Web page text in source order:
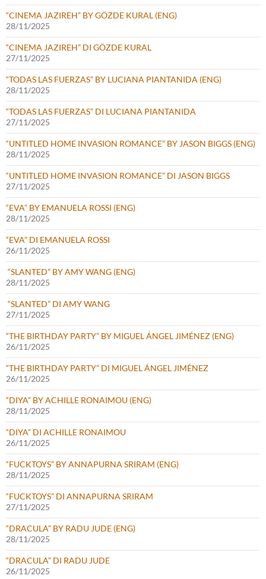
“CINEMA JAZIREH” BY GÖZDE KURAL (ENG)
28/11/2025
“CINEMA JAZIREH” DI GÖZDE KURAL
27/11/2025
“TODAS LAS FUERZAS” BY LUCIANA PIANTANIDA (ENG)
28/11/2025
“TODAS LAS FUERZAS” DI LUCIANA PIANTANIDA
27/11/2025
“UNTITLED HOME INVASION ROMANCE” BY JASON BIGGS (ENG)
28/11/2025
“UNTITLED HOME INVASION ROMANCE” DI JASON BIGGS
27/11/2025
“EVA” BY EMANUELA ROSSI (ENG)
28/11/2025
“EVA” DI EMANUELA ROSSI
26/11/2025
“SLANTED” BY AMY WANG (ENG)
28/11/2025
“SLANTED” DI AMY WANG
27/11/2025
“THE BIRTHDAY PARTY” BY MIGUEL ÁNGEL JIMÉNEZ (ENG)
26/11/2025
“THE BIRTHDAY PARTY” DI MIGUEL ÁNGEL JIMÉNEZ
26/11/2025
“DIYA” BY ACHILLE RONAIMOU (ENG)
28/11/2025
“DIYA” DI ACHILLE RONAIMOU
26/11/2025
“FUCKTOYS” BY ANNAPURNA SRIRAM (ENG)
28/11/2025
“FUCKTOYS” DI ANNAPURNA SRIRAM
27/11/2025
“DRACULA” BY RADU JUDE (ENG)
28/11/2025
“DRACULA” DI RADU JUDE
26/11/2025